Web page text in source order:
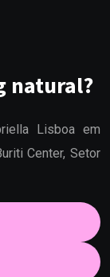
natural?
Lisboa em
Center, Setor